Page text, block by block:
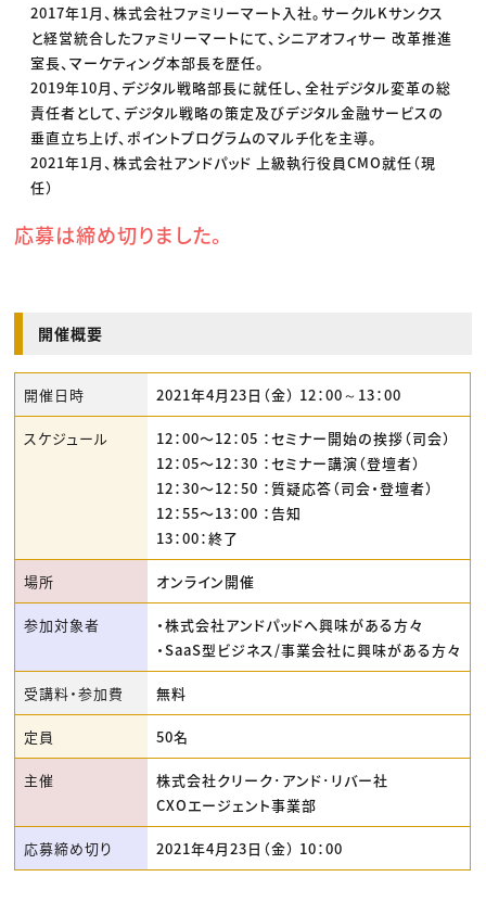
2017年1月、株式会社ファミリーマート入社。サークルKサンクス
と経営統合したファミリーマートにて、シニアオフィサー 改革推進
室長、マーケティング本部長を歴任。
2019年10月、デジタル戦略部長に就任し、全社デジタル変革の総
責任者として、デジタル戦略の策定及びデジタル金融サービスの
垂直立ち上げ、ポイントプログラムのマルチ化を主導。
2021年1月、株式会社アンドパッド 上級執行役員CMO就任（現
任）
応募は締め切りました。
開催概要
開催日時 2021年4月23日（金） 12：00～13：00
スケジュール
12：00〜12：05 ：セミナー開始の挨拶（司会）
12：05〜12：30 ：セミナー講演（登壇者）
12：30〜12：50 ：質疑応答（司会・登壇者）
12：55〜13：00 ：告知
13：00：終了
場所 オンライン開催
参加対象者
・株式会社アンドパッドへ興味がある方々
・SaaS型ビジネス/事業会社に興味がある方々
受講料・参加費 無料
定員 50名
主催
株式会社クリーク･アンド･リバー社
CXOエージェント事業部
応募締め切り 2021年4月23日（金） 10：00